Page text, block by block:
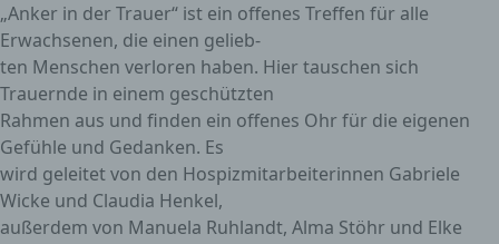
„Anker in der Trauer“ ist ein offenes Treffen für alle
Erwachsenen, die einen gelieb-
ten Menschen verloren haben. Hier tauschen sich
Trauernde in einem geschützten
Rahmen aus und finden ein offenes Ohr für die eigenen
Gefühle und Gedanken. Es
wird geleitet von den Hospizmitarbeiterinnen Gabriele
Wicke und Claudia Henkel,
außerdem von Manuela Ruhlandt, Alma Stöhr und Elke